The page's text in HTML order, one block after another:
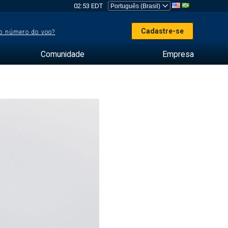
02:53 EDT
número do voo? Cadastre-se
Comunidade Empresa